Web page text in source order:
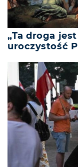
„Ta droga
uroczystość